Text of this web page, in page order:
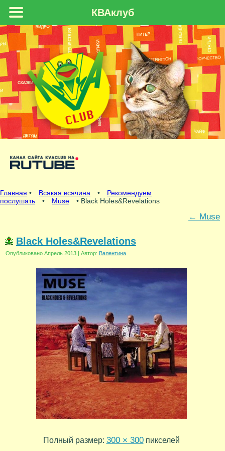
Главная • Всякая всячина •
Рекомендуем
послушать
• Muse • Black Holes&Revelations
← Muse
Black Holes&Revelations
Опубликовано Апрель 2013 | Автор: Валентина
Полный размер: 300 × 300пикселей
КВАклуб